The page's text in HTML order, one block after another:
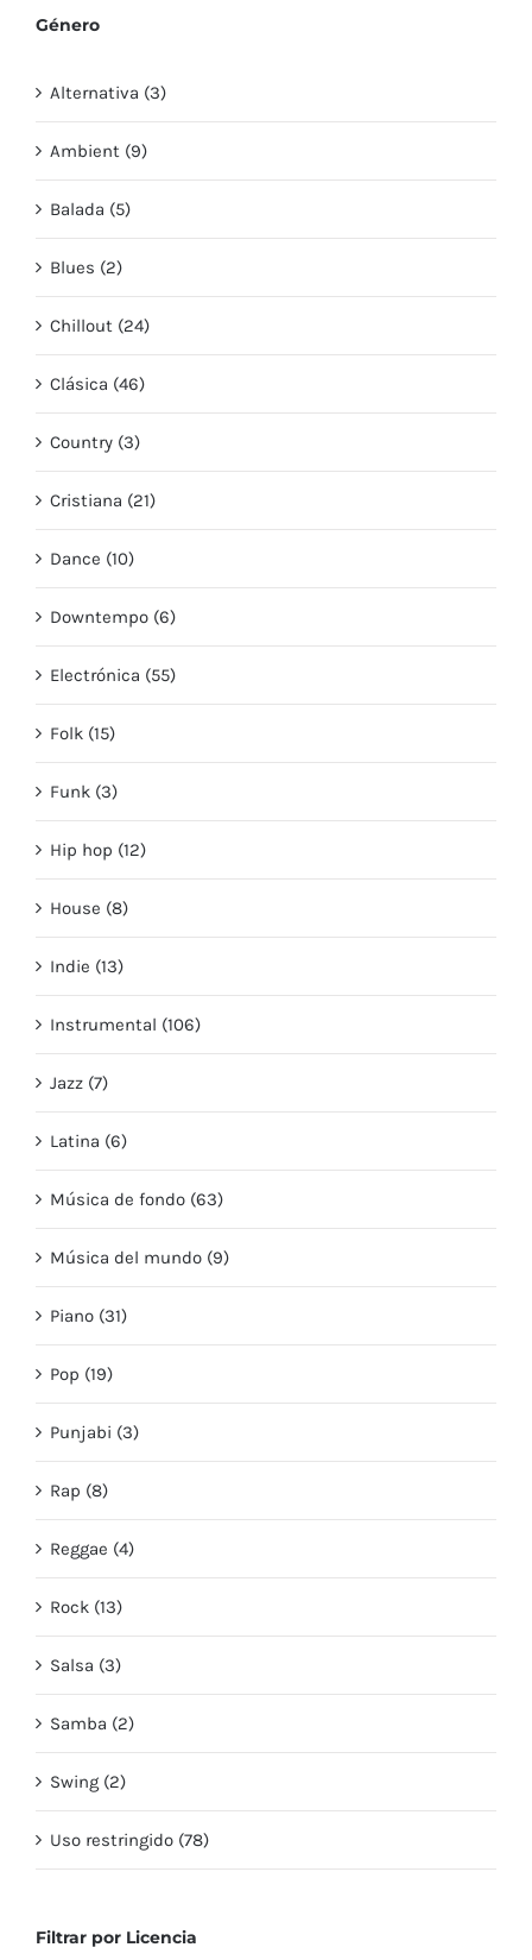
Género
Alternativa (3)
Ambient (9)
Balada (5)
Blues (2)
Chillout (24)
Clásica (46)
Country (3)
Cristiana (21)
Dance (10)
Downtempo (6)
Electrónica (55)
Folk (15)
Funk (3)
Hip hop (12)
House (8)
Indie (13)
Instrumental (106)
Jazz (7)
Latina (6)
Música de fondo (63)
Música del mundo (9)
Piano (31)
Pop (19)
Punjabi (3)
Rap (8)
Reggae (4)
Rock (13)
Salsa (3)
Samba (2)
Swing (2)
Uso restringido (78)
Filtrar por Licencia